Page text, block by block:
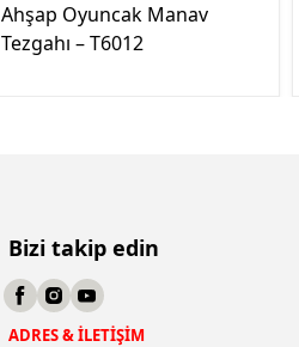
Ahşap Oyuncak Manav
Tezgahı – T6012
Bizi takip edin
ADRES & İLETİŞİM